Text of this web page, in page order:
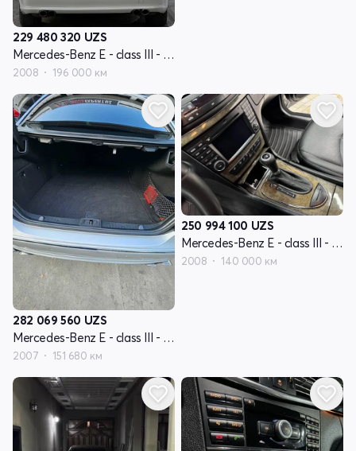
229 480 320 UZS
Mercedes-Benz E - class III - поколение W211 рестайлинг
2008 196 000 км
282 069 560 UZS
Mercedes-Benz E - class III - поколение W211 рестайлинг
2007 151 680 км
250 994 100 UZS
Mercedes-Benz E - class III - поколение W211 рестайлинг
2008 140 000 км